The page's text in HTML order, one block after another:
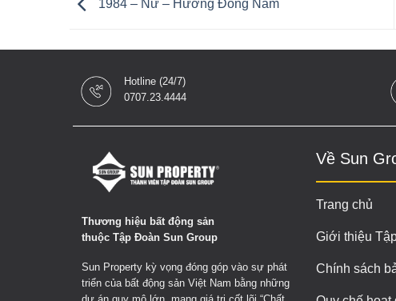
1984 – Nữ – Hướng Đông Nam
Hotline (24/7)
0707.23.4444
Thương hiệu bất động sản
thuộc Tập Đoàn Sun Group
Sun Property kỳ vọng đóng góp vào sự phát
triển của bất động sản Việt Nam bằng những
Về Sun
Trang chủ
Giới thiệu
Chính sách